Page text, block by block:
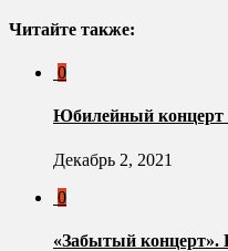
Читайте также:
0
Юбилейный концерт
Декабрь 2, 2021
0
«Забытый